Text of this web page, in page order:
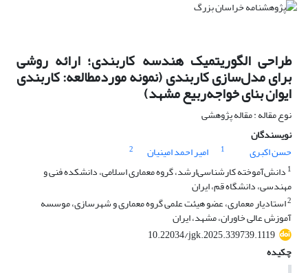
طراحی الگوریتمیک هندسه کاربندی؛ ارائه روشی
برای مدل‌سازی کاربندی (نمونه موردمطالعه: کاربندی
ایوان بنای خواجه‌ربیع مشهد)
نوع مقاله : مقاله پژوهشی
نویسندگان
حسن اکبری
1 امیر احمد امینیان
2
1 دانش‌آموخته کارشناسی‌ارشد، گروه معماری اسلامی، دانشکده فنی و
مهندسی، دانشگاه قم، ایران
2استادیار معماری، عضو هیئت علمی گروه معماری و شهرسازی، موسسه
آموزش عالی خاوران، مشهد، ایران
10.22034/jgk.2025.339739.1119
چکیده